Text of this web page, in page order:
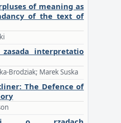
of meaning as
of the text of
interpretatio
Brodziak; Marek Suska
The Defence of